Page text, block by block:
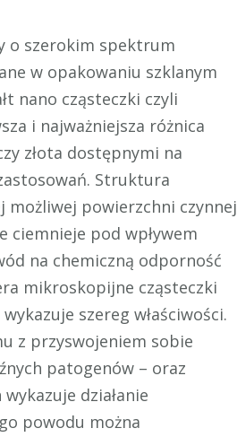
o szerokim spektrum
w opakowaniu szklanym
nano cząsteczki czyli
i najważniejsza różnica
złota dostępnymi na
Struktura
możliwej powierzchni czynnej
ciemnieje pod wpływem
na chemiczną odporność
mikroskopijne cząsteczki
szereg właściwości.
z przyswojeniem sobie
patogenów – oraz
działanie
powodu można